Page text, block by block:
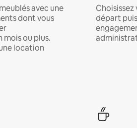
avec une
dont vous
ou plus.
location
départ